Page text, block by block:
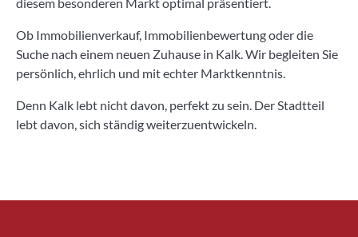
Ob Immobilienverkauf, Immobilienbewertung oder die
Suche nach einem neuen Zuhause in Kalk. Wir begleiten Sie
persönlich, ehrlich und mit echter Marktkenntnis.
Denn Kalk lebt nicht davon, perfekt zu sein. Der Stadtteil
lebt davon, sich ständig weiterzuentwickeln.